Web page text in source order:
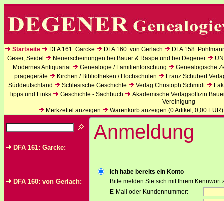
Startseite DFA 161: Garcke DFA 160: von Gerlach
DFA 158:
Geser, Seidel
Neuerscheinungen bei Bauer & Raspe und bei Degener
Modernes Antiquariat
Genealogie / Familienforschung
Genealogische
prägegeräte
Kirchen / Bibliotheken / Hochschulen
Franz Schubert
Süddeutschland
Schlesische Geschichte Verlag Christoph Schmidt
Tipps und Links
Geschichte - Sachbuch
Akademische Verlagsoffizin
Vereinigung
Merkzettel anzeigen
Warenkorb anzeigen (0Artikel, 0,00 EUR)
DFA 161: Garcke:
DFA 160: von Gerlach:
Anmeldung
Ich habe bereits ein Konto
Bitte melden Sie sich mit Ihrem Kennwort
E-Mail oder Kundennummer: